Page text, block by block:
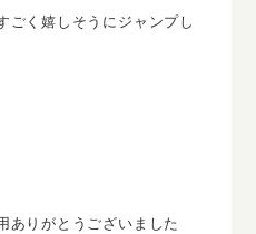
ごく嬉しそうにジャンプし
ありがとうございました